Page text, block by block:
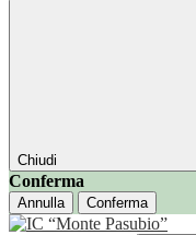
Chiudi
Conferma
Annulla Conferma